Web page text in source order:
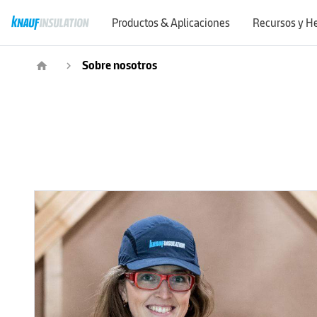
Productos & Aplicaciones Recursos y
home navigate_next Sobre nosotros